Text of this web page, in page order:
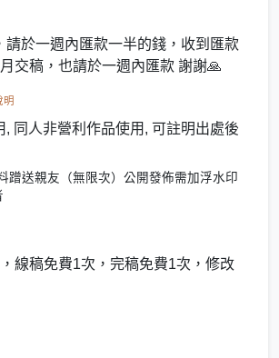
請於一週內匯款一半的錢，收到匯款
交稿，也請於一週內匯款 謝謝🙏
明
, 同人非營利作品使用, 可註明出處後
蹭送親友（無限次）公開發佈需加浮水印
線稿免費1次，完稿免費1次，修改